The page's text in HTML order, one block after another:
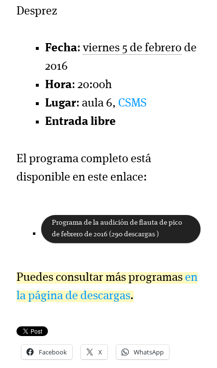
Desprez
Fecha:viernes 5 de febrero de
2016
Hora: 20:00h
Lugar: aula 6, CSMS
Entrada libre
El programa completo está
disponible en este enlace:
Programa de la audición de flauta de pico
de febrero de 2016 (290 descargas )
Puedes consultar más programasen
la página de descargas.
Facebook X WhatsApp